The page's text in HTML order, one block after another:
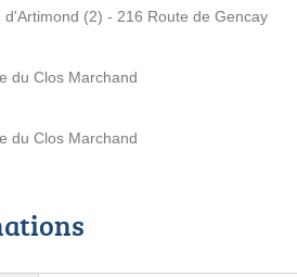
d'Artimond (2) - 216 Route de Gencay
du Clos Marchand
du Clos Marchand